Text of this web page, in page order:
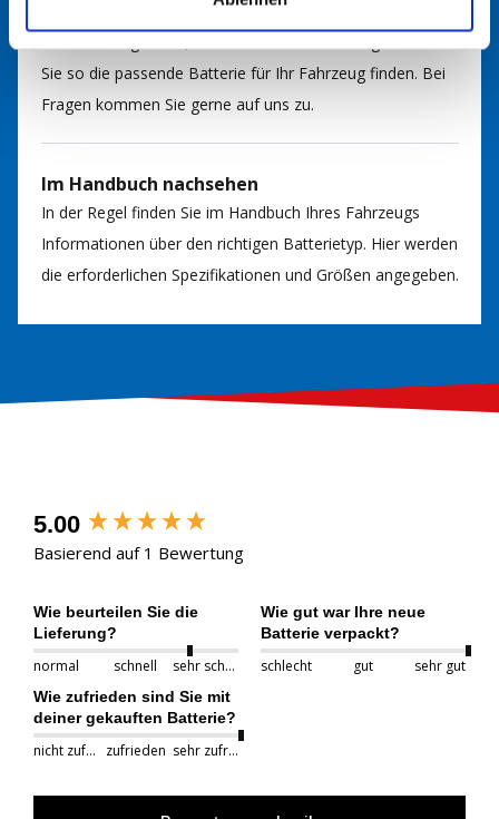
Nutzen Sie gerne unserenBatteriefinder
Sie so die passende Batterie für Ihr Fahrzeug finden. Bei
Fragen kommen Sie gerne auf uns zu.
Im Handbuch nachsehen
In der Regel finden Sie im Handbuch Ihres Fahrzeugs
Informationen über den richtigen Batterietyp. Hier werden
die erforderlichen Spezifikationen und Größen angegeben.
5.00
Basierend auf 1 Bewertung
Wie beurteilen Sie die
Lieferung?
normal schnell sehr schnell
Wie gut war Ihre neue
Batterie verpackt?
schlecht gut sehr gut
Wie zufrieden sind Sie mit
deiner gekauften Batterie?
nicht zufrieden zufrieden sehr zufrieden